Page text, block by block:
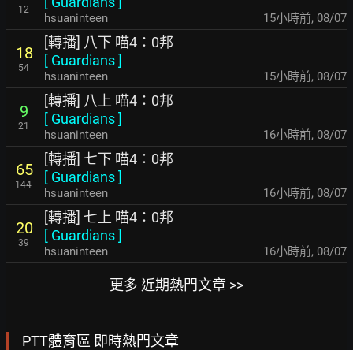
12
hsuaninteen 15小時前, 08/07
18
54
[轉播] 八下 喵4：0邦
[ Guardians]
hsuaninteen 15小時前, 08/07
9
21
[轉播] 八上 喵4：0邦
[ Guardians]
hsuaninteen 16小時前, 08/07
65
144
[轉播] 七下 喵4：0邦
[ Guardians]
hsuaninteen 16小時前, 08/07
20
39
[轉播] 七上 喵4：0邦
[ Guardians]
hsuaninteen 16小時前, 08/07
更多 近期熱門文章 >>
PTT體育區 即時熱門文章